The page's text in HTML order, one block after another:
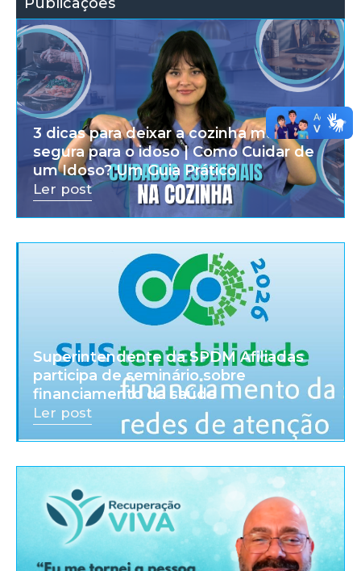
3 dicas para deixar a cozinha mais
segura para o idoso | Como Cuidar de
um Idoso? Um Guia Prático
Ler post
Superintendente da SPDM Afiliadas
participa de seminário sobre
financiamento da saúde
Ler post